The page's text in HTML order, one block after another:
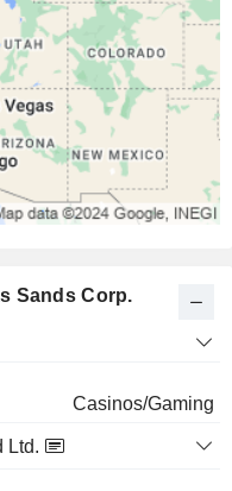
Sands Corp.
Casinos/Gaming
Ltd.